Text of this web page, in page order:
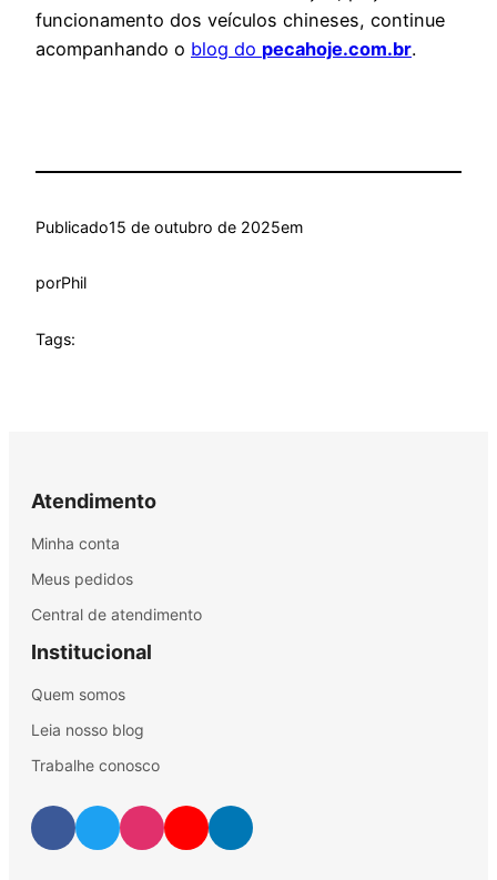
funcionamento dos veículos chineses, continue
acompanhando o blog do pecahoje.com.br.
Publicado15 de outubro de 2025em
porPhil
Tags:
Atendimento
Minha conta
Meus pedidos
Central de atendimento
Institucional
Quem somos
Leia nosso blog
Trabalhe conosco